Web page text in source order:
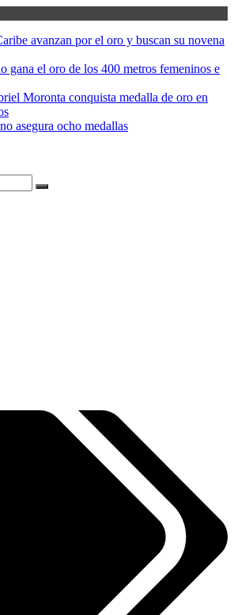
avanzan por el oro y buscan su novena
gana el oro de los 400 metros femeninos e
Moronta conquista medalla de oro en
asegura ocho medallas